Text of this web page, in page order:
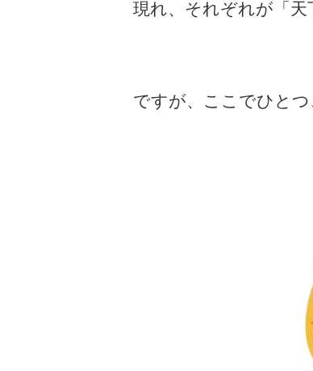
現れ、それぞれが「天
ですが、ここでひと